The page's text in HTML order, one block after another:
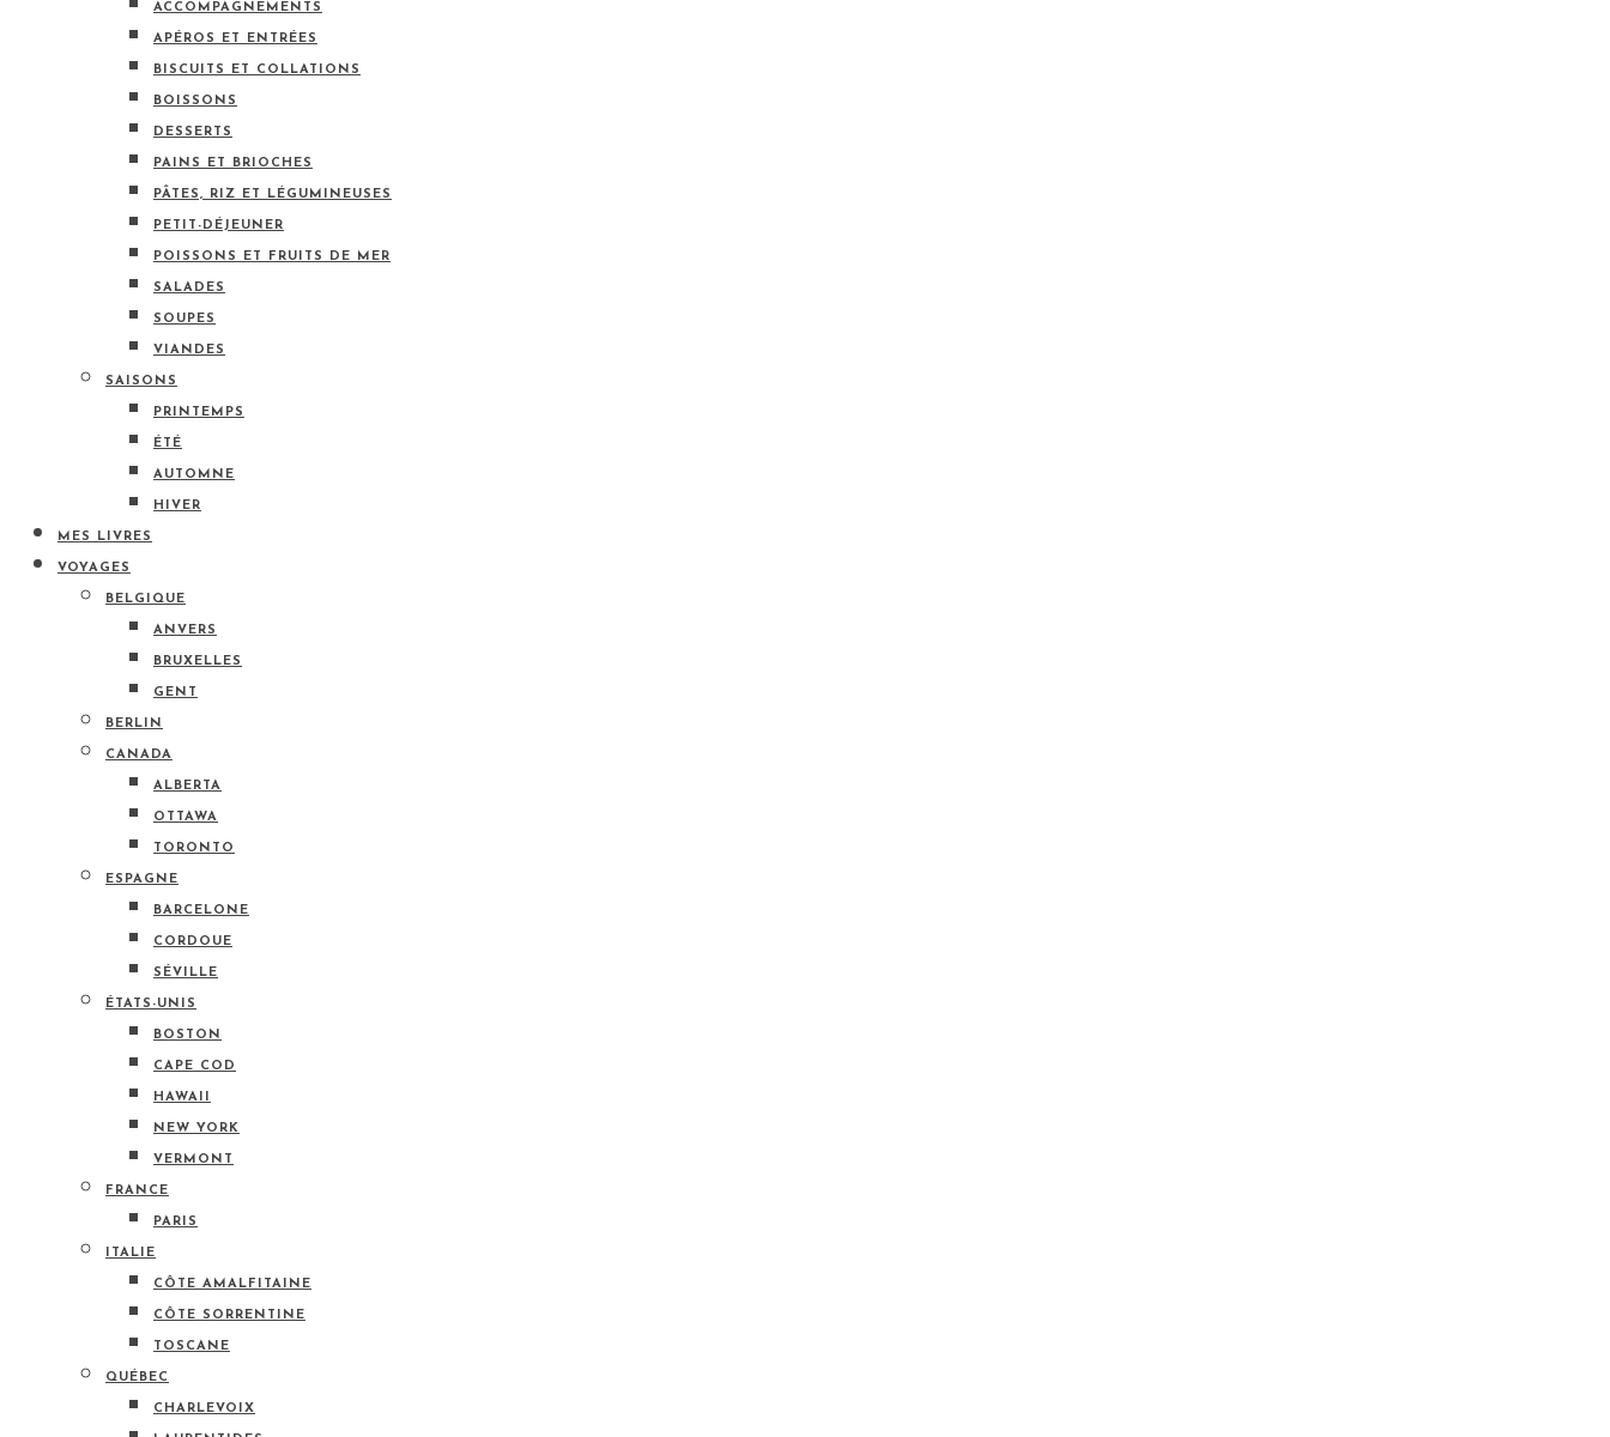
ACCOMPAGNEMENTS
APÉROS ET ENTRÉES
BISCUITS ET COLLATIONS
BOISSONS
DESSERTS
PAINS ET BRIOCHES
PÂTES, RIZ ET LÉGUMINEUSES
PETIT-DÉJEUNER
POISSONS ET FRUITS DE MER
SALADES
SOUPES
VIANDES
SAISONS
PRINTEMPS
ÉTÉ
AUTOMNE
HIVER
MES LIVRES
VOYAGES
BELGIQUE
ANVERS
BRUXELLES
GENT
BERLIN
CANADA
ALBERTA
OTTAWA
TORONTO
ESPAGNE
BARCELONE
CORDOUE
SÉVILLE
ÉTATS-UNIS
BOSTON
CAPE COD
HAWAII
NEW YORK
VERMONT
FRANCE
PARIS
ITALIE
CÔTE AMALFITAINE
CÔTE SORRENTINE
TOSCANE
QUÉBEC
CHARLEVOIX